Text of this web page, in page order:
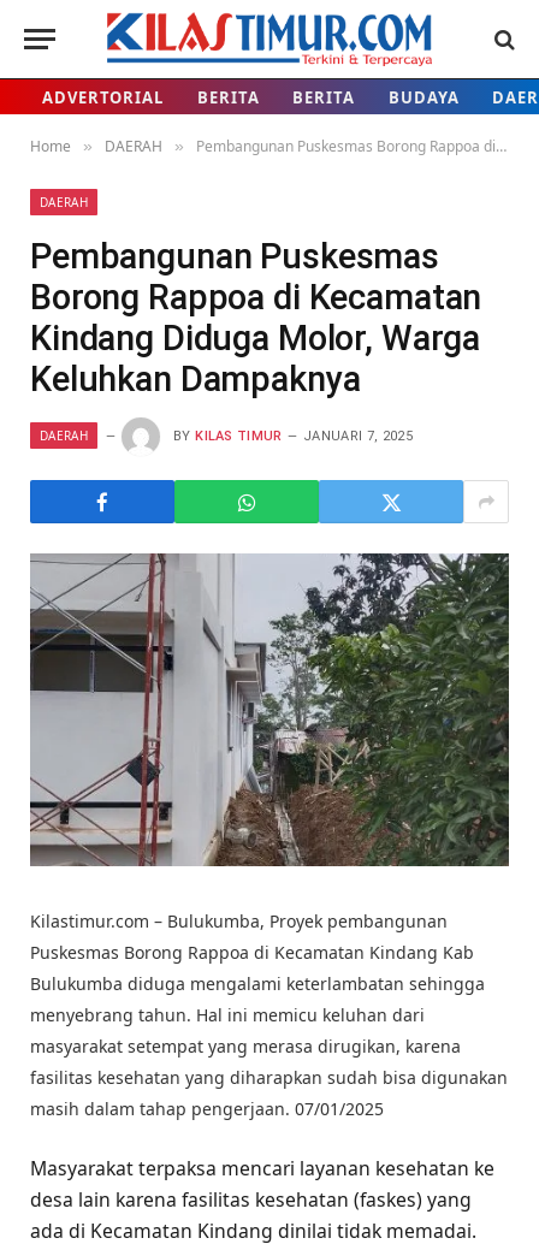
ADVERTORIAL BERITA BERITA BUDAYA
Home » DAERAH » Pembangunan Puskesmas Borong Rappoa di Kecamatan Kindang Diduga Molor, Warga Keluhkan Dampaknya
DAERAH
Pembangunan Puskesmas
Borong Rappoa di Kecamatan
Kindang Diduga Molor, Warga
Keluhkan Dampaknya
DAERAH BY KILAS TIMUR JANUARI 7, 2025
Kilastimur.com – Bulukumba, Proyek pembangunan
Puskesmas Borong Rappoa di Kecamatan Kindang Kab
Bulukumba diduga mengalami keterlambatan sehingga
menyebrang tahun. Hal ini memicu keluhan dari
masyarakat setempat yang merasa dirugikan, karena
fasilitas kesehatan yang diharapkan sudah bisa digunakan
masih dalam tahap pengerjaan. 07/01/2025
Masyarakat terpaksa mencari layanan kesehatan ke
desa lain karena fasilitas kesehatan (faskes) yang
ada di Kecamatan Kindang dinilai tidak memadai.